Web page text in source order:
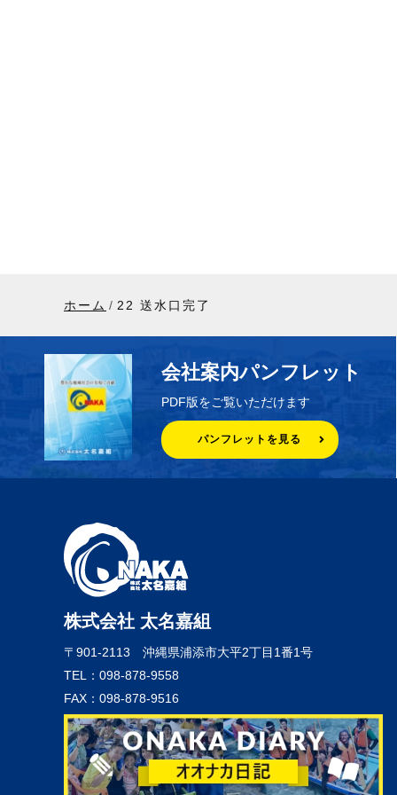
ホーム 22 送水口完了
会社案内パンフレット
PDF版をご覧いただけます
パンフレットを見る
株式会社 太名嘉組
〒901-2113 沖縄県浦添市大平2丁目1番1号
TEL：098-878-9558
FAX：098-878-9516